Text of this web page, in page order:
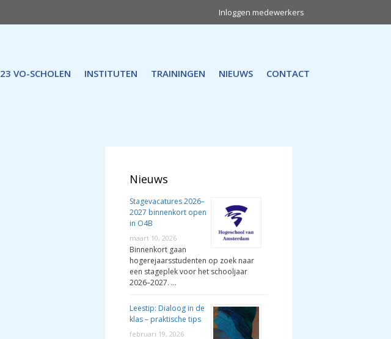
Inloggen medewerkers
23 VO-SCHOLEN INSTITUTEN TRAININGEN NIEUWS CONTACT
Nieuws
Stagevacatures 2026–
2027 binnenkort open
in O4B
maart 10, 2026
Binnenkort gaan
hogerejaarsstudenten op zoek naar
een stageplek voor het schooljaar
2026–2027. …
Leestip: Dialoog in de
klas – praktische tips
februari 19, 2026